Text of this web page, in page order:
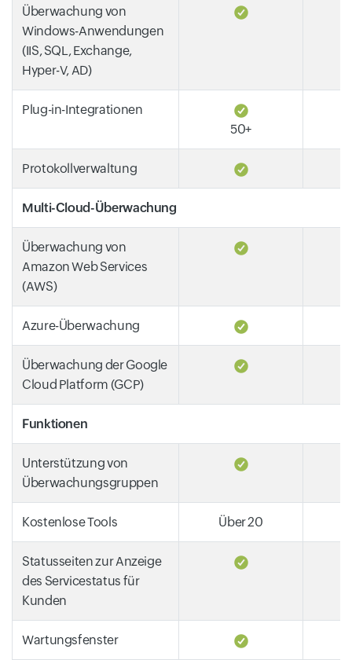
Überwachung von
Windows-Anwendungen
(IIS, SQL, Exchange,
Hyper-V, AD)
Plug-in-Integrationen
50+
Protokollverwaltung
Multi-Cloud-Überwachung
Überwachung von
Amazon Web Services
(AWS)
Azure-Überwachung
Überwachung der Google
Cloud Platform (GCP)
Funktionen
Unterstützung von
Überwachungsgruppen
Kostenlose Tools Über 20
Statusseiten zur Anzeige
des Servicestatus für
Kunden
Wartungsfenster